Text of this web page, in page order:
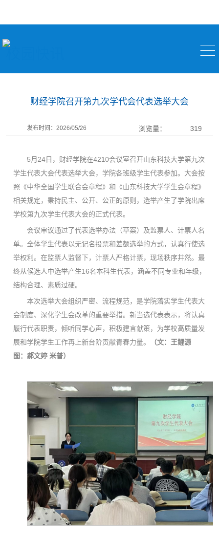
财经学院召开第九次学代会代表选举大会
发布时间：2026/05/26 浏览量： 319
5月24日，财经学院在4210会议室召开山东科技大学第九次
学生代表大会代表选举大会，学院各班级学生代表参加。大会按
照《中华全国学生联合会章程》和《山东科技大学学生会章程》
相关规定，秉持民主、公开、公正的原则，选举产生了学院出席
学校第九次学生代表大会的正式代表。
会议审议通过了代表选举办法（草案）及监票人、计票人名
单。全体学生代表以无记名投票和差额选举的方式，认真行使选
举权利。在监票人监督下，计票人严格计票，现场秩序井然。最
终从候选人中选举产生16名本科生代表，涵盖不同专业和年级，
结构合理、素质过硬。
本次选举大会组织严密、流程规范，是学院落实学生代表大
会制度、深化学生会改革的重要举措。新当选代表表示，将认真
履行代表职责，倾听同学心声，积极建言献策，为学校高质量发
展和学院学生工作再上新台阶贡献青春力量。
（文：王鲤源
图：郝文婷 米普）